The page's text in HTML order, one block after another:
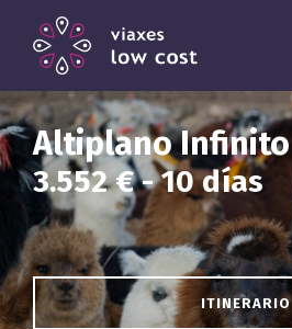
Altiplano Infinito
3.552 € - 10 días
ITINERARIO